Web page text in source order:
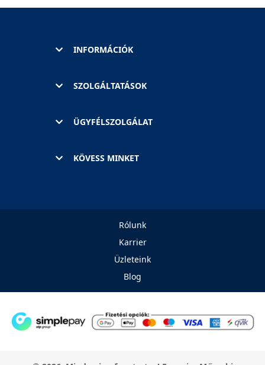
INFORMÁCIÓK
SZOLGÁLTATÁSOK
ÜGYFÉLSZOLGÁLAT
KÖVESS MINKET
Rólunk
Karrier
Üzleteink
Blog